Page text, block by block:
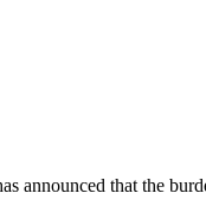
announced that the